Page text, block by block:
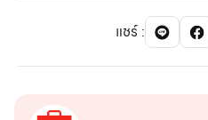
แชร์: